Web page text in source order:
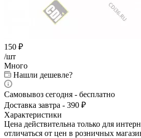
150 ₽
/шт
Много
Нашли дешевле?
Самовывоз сегодня - бесплатно
Доставка завтра - 390 ₽
Характеристики
Цена действительна только для
отличаться от цен в розничных